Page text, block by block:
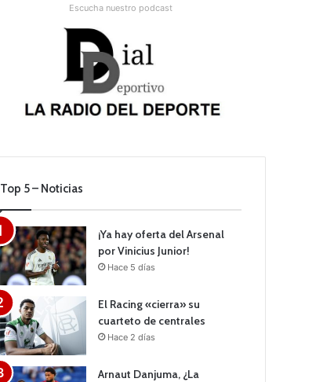
Escucha nuestro podcast
Top 5 – Noticias
¡Ya hay oferta del Arsenal
por Vinicius Junior!
Hace 5 días
El Racing «cierra» su
cuarteto de centrales
Hace 2 días
Arnaut Danjuma, ¿La